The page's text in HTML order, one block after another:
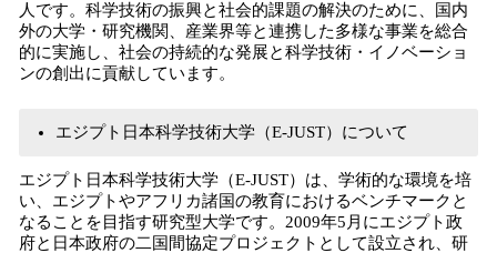
人です。科学技術の振興と社会的課題の解決のために、国内
外の大学・研究機関、産業界等と連携した多様な事業を総合
的に実施し、社会の持続的な発展と科学技術・イノベーショ
ンの創出に貢献しています。
エジプト日本科学技術大学（E-JUST）について
エジプト日本科学技術大学（E-JUST）は、学術的な環境を培
い、エジプトやアフリカ諸国の教育におけるベンチマークと
なることを目指す研究型大学です。2009年5月にエジプト政
府と日本政府の二国間協定プロジェクトとして設立され、研